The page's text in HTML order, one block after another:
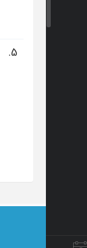
5.